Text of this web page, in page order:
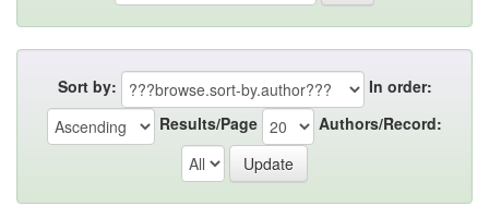
Sort by:
In order:
Results/Page
Authors/Record: